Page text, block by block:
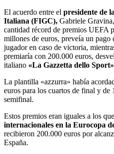
El acuerdo entre el presidente de
Italiana (FIGC), Gabriele
cantidad récord de premios UEFA
millones de euros, preveía un pago
jugador en caso de victoria,
premiaría con 200.000 euros,
italiano «La Gazzetta dello
La plantilla «azzurra» había
euros para los cuartos de final y de
semifinal.
Estos premios eran iguales a los
internacionales en la Eurocopa
recibieron 200.000 euros por
España.